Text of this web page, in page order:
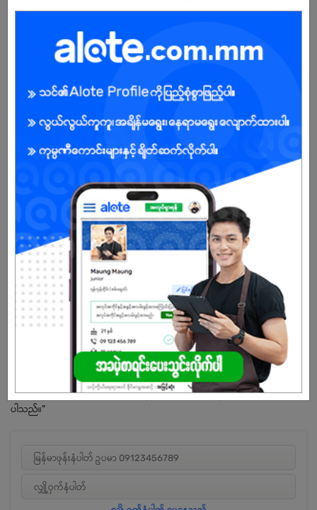
အခွင့်အရေးရှိသူ : ကျား/မ
ကျွန်ုပ်တို့ကုမ္ပဏီအကြောင်း
“ကမ္ဘောဇဘဏ်သည် တန်းတူညီမျှမှုရှိသော အလုပ်အကိုင်အခွင့်အလမ်းများ
ဆိုင်ရာမူဝါဒကို စွဲကိုင်ကျင့်သုံးလျက်ရှိသည့်နည်းတူ လူပုဂ္ဂိုလ်တစ်ဦးတစ်
ယောက်ချင်းစီတိုင်းအနေဖြင့် ၎င်းတို့၏လုပ်ငန်း စွမ်းဆောင်နိုင်မှုအပေါ်
မူတည်၍ အပြည့်အဝပါဝင်နိုင်သော တန်းတူညီမျှသည့် အခွင့်အလမ်းများကို
ဖန်တီးပေးနိုင်သည့် လုပ်ငန်းဝန်းကျင်တစ်ရပ်အား ဖော်ဆောင်နိုင်ရန်
ကတိကဝတ်ပြုဆောင်ရွက်လျက် ရှိနေပါသည်။ လူနည်းစုများ၊ ကျား၊မ လိင်
ဝိသေသခံယူမှု၊ တိမ်းညွတ်မှုအမျိုးမျိုးနှင့် မသန်စွမ်းဖြစ်မှုများအပါအဝင် မည်
သည့်လူပုဂ္ဂိုလ်တစ်ဦးတစ်ယောက်ချင်းစီတိုင်းမဆို အကျုံးဝင်လျှောက်ထားနိုင်
ပါသည်။"